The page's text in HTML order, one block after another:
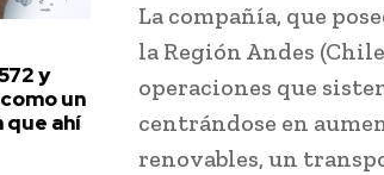
y
un
ahí
La compañía, que
la Región Andes
operaciones que
centrándose en
renovables, un